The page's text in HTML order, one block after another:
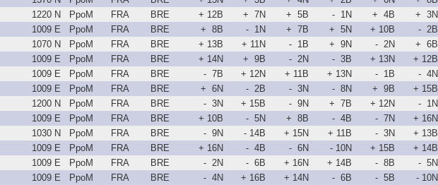
1220 N PpoM FRA BRE + 12B + 7N + 5B - 1N + 4B + 3N
1009 E PpoM FRA BRE + 8B - 1N + 7B + 5N + 10B - 2B
1070 N PpoM FRA BRE + 13B + 11N - 1B + 9N - 2N + 6B
1009 E PpoM FRA BRE + 14N + 9B - 2N - 3B + 13N + 12B
1009 E PpoM FRA BRE - 7B + 12N + 11B + 13N - 1B - 4N
1009 E PpoM FRA BRE + 6N - 2B - 3N - 8N + 9B + 15B
1200 N PpoM FRA BRE - 3N + 15B - 9N + 7B + 12N - 1N
1009 E PpoM FRA BRE + 10B - 5N + 8B - 4B - 7N + 16N
1030 N PpoM FRA BRE - 9N - 14B + 15N + 11B - 3N + 13B
1009 E PpoM FRA BRE + 16N - 4B - 6N - 10N + 15B + 14B
1009 E PpoM FRA BRE - 2N - 6B + 16N + 14B - 8B - 5N
1009 E PpoM FRA BRE - 4N + 16B + 14N - 6B - 5B - 10N